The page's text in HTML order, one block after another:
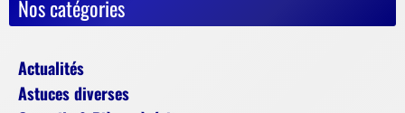
Nos catégories
Actualités
Astuces diverses